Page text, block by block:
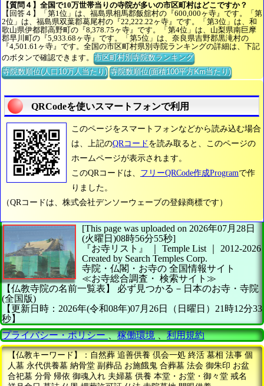
【質問４】全国で10万世帯当りの寺院が多いの市区町村はどこですか？
【回答４】「第1位」は、福島県相馬郡飯舘村の『600,000ヶ寺』です。「第
2位」は、福島県双葉郡葛尾村の『22,222.22ヶ寺』です。「第3位」は、和
歌山県伊都郡高野町の『8,378.75ヶ寺』です。「第4位」は、山梨県南巨摩
郡早川町の『5,933.68ヶ寺』です。「第5位」は、奈良県吉野郡黒滝村の
『4,501.61ヶ寺』です。全国の市区町村県別寺院ランキングの詳細は、下記
のボタンで確認できます。市区町村別寺院数ランキング
寺院数順位(人口10万人当たり) 寺院数順位(面積100平方Km当たり)
QRCodeを使いスマートフォンで利用
このページをスマートフォンなどから読み込む場合
は、上記のQRコード を読み取ると、このページの
ホームページが表示されます。
このQRコードは、 フリーQRCode作成Programで作
りました。
（QRコードは、株式会社デンソーウェーブの登録商標です）
[This page was uploaded on 2026年07月28日
(火曜日)08時56分55秒]
『お寺リスト』 ｜ Temple List
2012-2026
Created by Search Temples Corp.
寺院・仏閣・お寺の 全国情報サイト
≪お寺総合調査・ 検索サイト≫
【仏教寺院の名前一覧表】
必ず見つかる－日本のお寺・寺院
(全国版)
【更新日時：2026年(令和08年)07月26日（日曜日）21時12分33
秒】
プライバシー・ポリシー、稼働環境、利用規約
【仏教キーワード】：自然葬 追善供養 倶会一処 終活 墓相 法事 個
人墓 永代供養墓 納骨堂 副葬品 お施餓鬼 合葬墓 法会 御朱印 お盆
合祀墓 分骨 帰依 御魂入れ 夫婦墓 供養 本堂・お堂・御々堂 戒名